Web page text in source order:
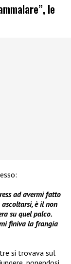
le
ad avermi fatto
è il non
su quel palco.
finiva la frangia
si trovava sul